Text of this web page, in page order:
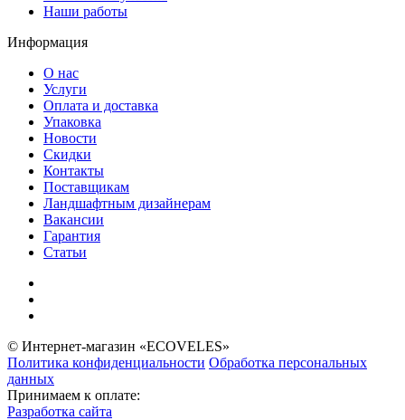
Наши работы
Информация
О нас
Услуги
Оплата и доставка
Упаковка
Новости
Скидки
Контакты
Поставщикам
Ландшафтным дизайнерам
Вакансии
Гарантия
Статьи
© Интернет-магазин «ECOVELES»
Политика конфиденциальности Обработка персональных
данных
Принимаем к оплате:
Разработка сайта